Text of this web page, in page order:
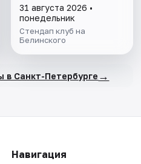
31 августа 2026 •
понедельник
Стендап клуб на
Белинского
в Санкт-Петербурге →
Навигация